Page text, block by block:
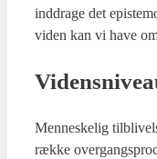
ind­dra­ge det
viden kan vi have
Men­ne­ske­lig
ræk­ke